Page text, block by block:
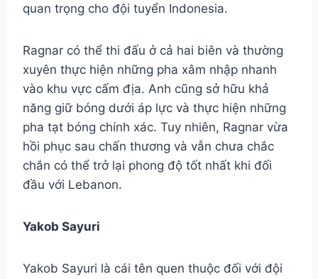
quan trọng cho đội tuyển Indonesia.
Ragnar có thể thi đấu ở cả hai biên và thường
xuyên thực hiện những pha xâm nhập nhanh
vào khu vực cấm địa. Anh cũng sở hữu khả
năng giữ bóng dưới áp lực và thực hiện những
pha tạt bóng chính xác. Tuy nhiên, Ragnar vừa
hồi phục sau chấn thương và vẫn chưa chắc
chắn có thể trở lại phong độ tốt nhất khi đối
đầu với Lebanon.
Yakob Sayuri
Yakob Sayuri là cái tên quen thuộc đối với đội